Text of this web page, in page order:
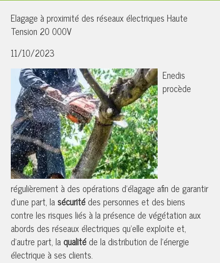
Elagage à proximité des réseaux électriques Haute
Tension 20 000V
11/10/2023
Enedis
procède
régulièrement à des opérations d’élagage afin de garantir
d’une part, lasécuritédes personnes et des biens
contre les risques liés à la présence de végétation aux
abords des réseaux électriques qu’elle exploite et,
d’autre part, laqualitéde la distribution de l’énergie
électrique à ses clients.